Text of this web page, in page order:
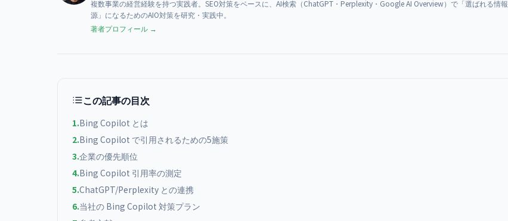
複数事業の経営経験を持つ実践者。SEO対策をベースに、AI検索（ChatGPT・Perplexity・Google AI Overview）で「選ばれる情報
源」になるためのAIO対策を研究・実践中。
著者プロフィール →
この記事の目次
1.Bing Copilot とは
2.Bing Copilot で引用されるための5施策
3.企業の優先順位
4.Bing Copilot 引用率の測定
5.ChatGPT/Perplexity との連携
6.当社の Bing Copilot 対策プラン